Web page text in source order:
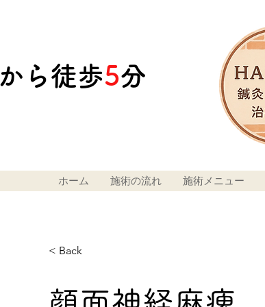
から徒歩5分
ホーム 施術の流れ 施術メニュー
< Back